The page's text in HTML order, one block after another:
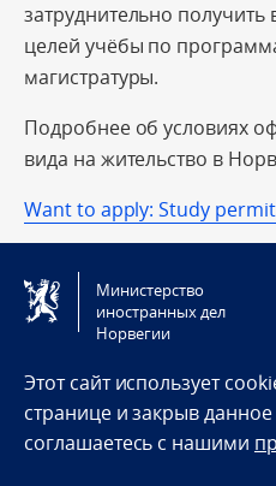
затруднительно получить
целей учёбы по
магистратуры.
Подробнее об условиях
вида на жительство в
Want to apply: Study permit
Министерство
иностранных дел
Норвегии
Этот сайт использует
странице и закрыв
соглашаетесь с нашими